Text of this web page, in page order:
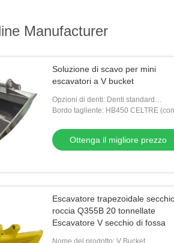
Manufacturer
Soluzione di scavo per mini
escavatori a V bucket
Opzioni di denti: Denti standard
opzionali, vari marchi di qualità
Bordo tagliente: HB450 CELTRE
opzionale
Ottenga il migliore prezzo
Escavatore trapezoidale
roccia Q355B 20 tonnellate
Escavatore V secchio di fossa
Nome del prodotto: V Bucket